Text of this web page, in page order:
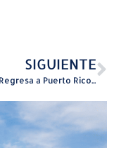
SIGUIENTE
Quevedo Regresa a Puerto Rico con nueva gira “Buenas Noches Tour”